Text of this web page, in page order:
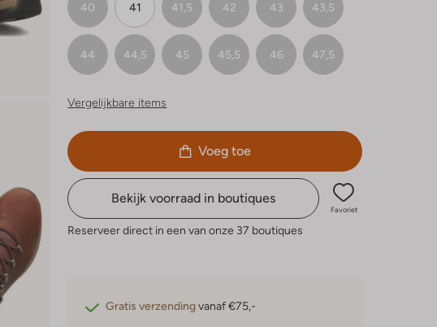
40 41 41,5 42 43 43,5
44 44,5 45 45,5 46 47,5
Vergelijkbare items
Voeg toe
Bekijk voorraad in boutiques
Favoriet
Reserveer direct in een van onze 37 boutiques
Gratis verzendingvanaf €75,-